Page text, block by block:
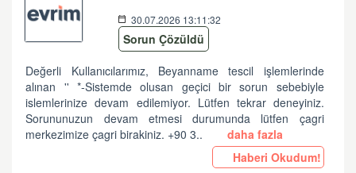
30.07.2026 13:11:32
Sorun Çözüldü
Değerli Kullanıcılarımız, Beyanname tescil işlemlerinde
alınan '' *-Sistemde olusan geçici bir sorun sebebiyle
islemlerinize devam edilemiyor. Lütfen tekrar deneyiniz.
Sorununuzun devam etmesi durumunda lütfen çagri
merkezimize çagri birakiniz. +90 3..
daha fazla
Haberi Okudum!